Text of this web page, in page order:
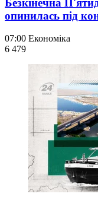
Безкінечна
опинилась під
07:00 Економіка
6 479